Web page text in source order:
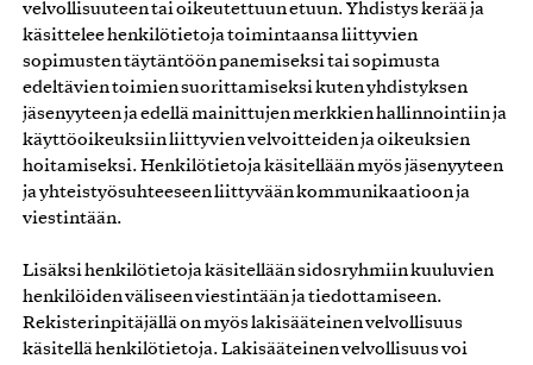
velvollisuuteen tai oikeutettuun etuun. Yhdistys kerää ja
käsittelee henkilötietoja toimintaansa liittyvien
sopimusten täytäntöön panemiseksi tai sopimusta
edeltävien toimien suorittamiseksi kuten yhdistyksen
jäsenyyteen ja edellä mainittujen merkkien hallinnointiin ja
käyttöoikeuksiin liittyvien velvoitteiden ja oikeuksien
hoitamiseksi. Henkilötietoja käsitellään myös jäsenyyteen
ja yhteistyösuhteeseen liittyvään kommunikaatioon ja
viestintään.
Lisäksi henkilötietoja käsitellään sidosryhmiin kuuluvien
henkilöiden väliseen viestintään ja tiedottamiseen.
Rekisterinpitäjällä on myös lakisääteinen velvollisuus
käsitellä henkilötietoja. Lakisääteinen velvollisuus voi